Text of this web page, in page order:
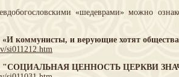
«шедеврами» можно
коммунисты, и верующие хотят общества
si011212.htm
"СОЦИАЛЬНАЯ ЦЕННОСТЬ ЦЕРКВИ